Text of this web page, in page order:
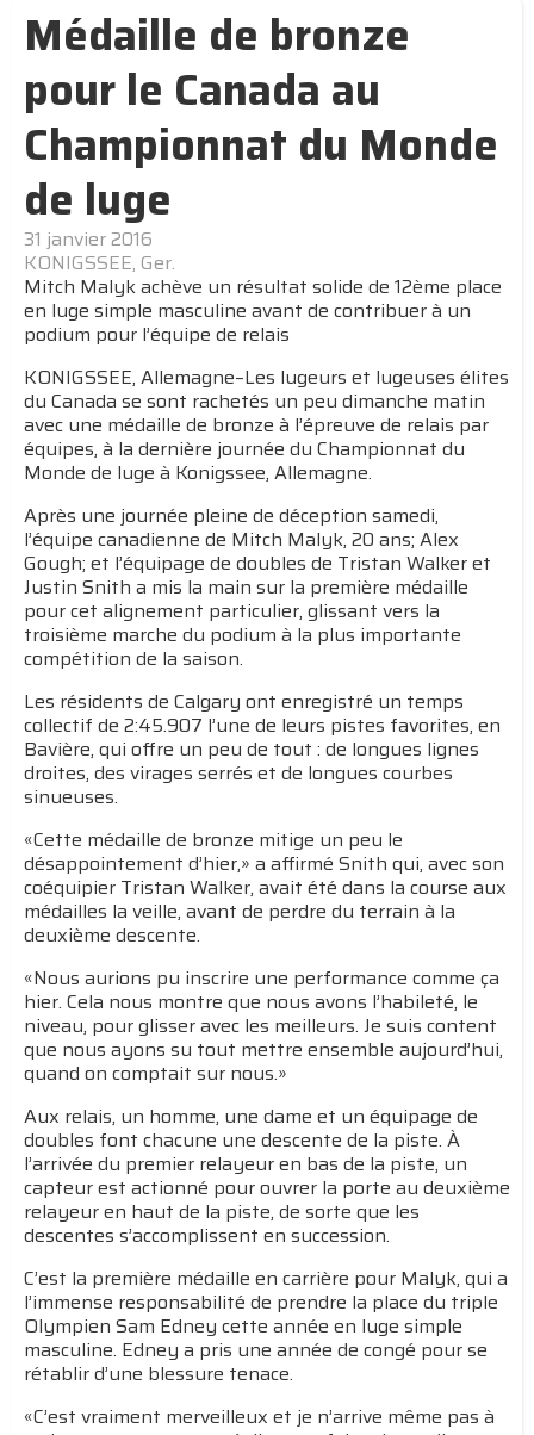
Médaille de bronze
pour le Canada au
Championnat du Monde
de luge
31 janvier 2016
KONIGSSEE, Ger.
Mitch Malyk achève un résultat solide de 12ème place
en luge simple masculine avant de contribuer à un
podium pour l’équipe de relais
KONIGSSEE, Allemagne–Les lugeurs et lugeuses élites
du Canada se sont rachetés un peu dimanche matin
avec une médaille de bronze à l’épreuve de relais par
équipes, à la dernière journée du Championnat du
Monde de luge à Konigssee, Allemagne.
Après une journée pleine de déception samedi,
l’équipe canadienne de Mitch Malyk, 20 ans; Alex
Gough; et l’équipage de doubles de Tristan Walker et
Justin Snith a mis la main sur la première médaille
pour cet alignement particulier, glissant vers la
troisième marche du podium à la plus importante
compétition de la saison.
Les résidents de Calgary ont enregistré un temps
collectif de 2:45.907 l’une de leurs pistes favorites, en
Bavière, qui offre un peu de tout : de longues lignes
droites, des virages serrés et de longues courbes
sinueuses.
«Cette médaille de bronze mitige un peu le
désappointement d’hier,» a affirmé Snith qui, avec son
coéquipier Tristan Walker, avait été dans la course aux
médailles la veille, avant de perdre du terrain à la
deuxième descente.
«Nous aurions pu inscrire une performance comme ça
hier. Cela nous montre que nous avons l’habileté, le
niveau, pour glisser avec les meilleurs. Je suis content
que nous ayons su tout mettre ensemble aujourd’hui,
quand on comptait sur nous.»
Aux relais, un homme, une dame et un équipage de
doubles font chacune une descente de la piste. À
l’arrivée du premier relayeur en bas de la piste, un
capteur est actionné pour ouvrer la porte au deuxième
relayeur en haut de la piste, de sorte que les
descentes s’accomplissent en succession.
C’est la première médaille en carrière pour Malyk, qui a
l’immense responsabilité de prendre la place du triple
Olympien Sam Edney cette année en luge simple
masculine. Edney a pris une année de congé pour se
rétablir d’une blessure tenace.
«C’est vraiment merveilleux et je n’arrive même pas à